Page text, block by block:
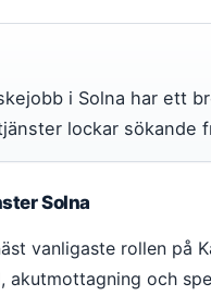
i Solna har ett
lockar sökande
Solna
vanligaste rollen på
akutmottagning och